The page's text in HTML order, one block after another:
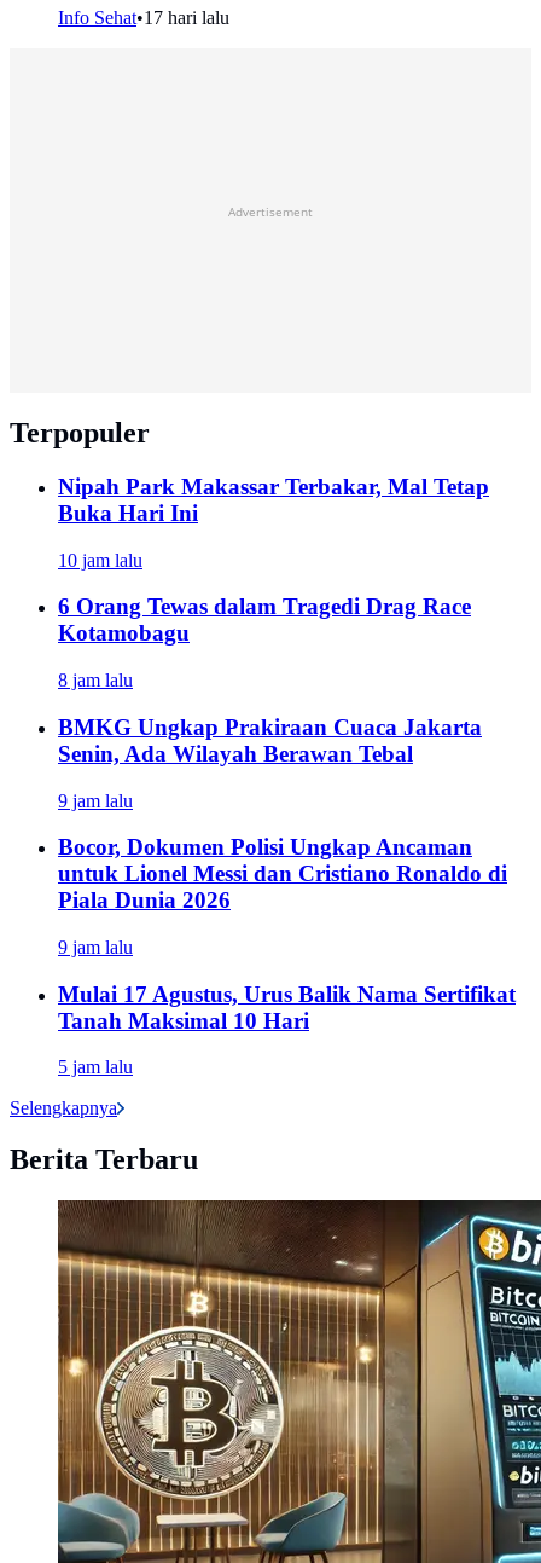
Info Sehat•17 hari lalu
Advertisement
Terpopuler
Nipah Park Makassar Terbakar, Mal Tetap
Buka Hari Ini
10 jam lalu
6 Orang Tewas dalam Tragedi Drag Race
Kotamobagu
8 jam lalu
BMKG Ungkap Prakiraan Cuaca Jakarta
Senin, Ada Wilayah Berawan Tebal
9 jam lalu
Bocor, Dokumen Polisi Ungkap Ancaman
untuk Lionel Messi dan Cristiano Ronaldo di
Piala Dunia 2026
9 jam lalu
Mulai 17 Agustus, Urus Balik Nama Sertifikat
Tanah Maksimal 10 Hari
5 jam lalu
Selengkapnya
Berita Terbaru